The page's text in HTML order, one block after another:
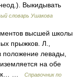
Выкидывать
словарь Ушакова
высшей школы
прыжков. Л.,
левады,
на обе
…
Справочник по